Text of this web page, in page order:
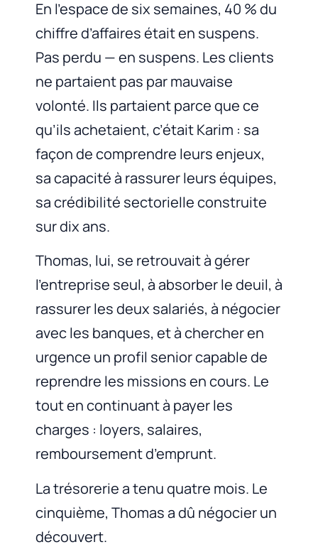
En l’espace de six semaines, 40 % du
chiffre d’affaires était en suspens.
Pas perdu — en suspens. Les clients
ne partaient pas par mauvaise
volonté. Ils partaient parce que ce
qu’ils achetaient, c’était Karim : sa
façon de comprendre leurs enjeux,
sa capacité à rassurer leurs équipes,
sa crédibilité sectorielle construite
sur dix ans.
Thomas, lui, se retrouvait à gérer
l’entreprise seul, à absorber le deuil, à
rassurer les deux salariés, à négocier
avec les banques, et à chercher en
urgence un profil senior capable de
reprendre les missions en cours. Le
tout en continuant à payer les
charges : loyers, salaires,
remboursement d’emprunt.
La trésorerie a tenu quatre mois. Le
cinquième, Thomas a dû négocier un
découvert.